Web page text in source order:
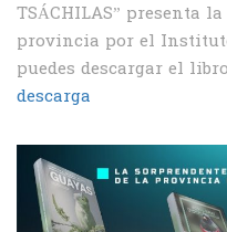
TSÁCHILAS” presenta
provincia por el
puedes descargar el
descarga